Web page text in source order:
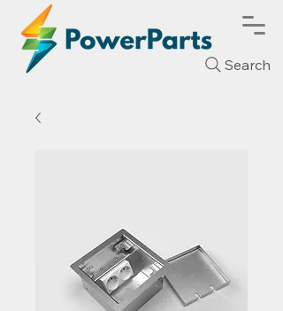
Search